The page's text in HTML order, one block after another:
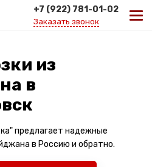
+7 (922) 781-01-02
Заказать звонок
из
в
предлагает надежные
в Россию и обратно.